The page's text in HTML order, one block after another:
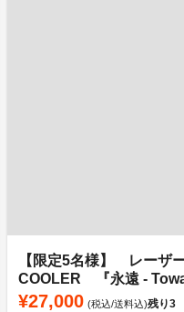
【限定5名様】 レーザ
COOLER 『永遠 - Towa
¥27,000 (税込/送料込)残り3